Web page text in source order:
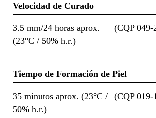
Velocidad de Curado
3.5 mm/24 horas aprox.
(23°C / 50% h.r.)
(CQP 049-
Tiempo de Formación de Piel
35 minutos aprox. (23°C /
50% h.r.)
(CQP 019-